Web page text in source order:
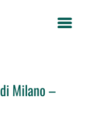
Milano –